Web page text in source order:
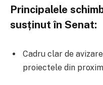
Principalele
susținut în Senat:
Cadru clar de
proiectele din